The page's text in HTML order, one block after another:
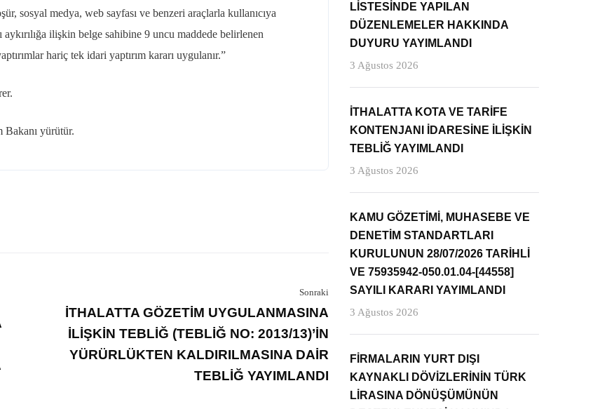
sosyal medya, web sayfası ve benzeri araçlarla kullanıcıya
aykırılığa ilişkin belge sahibine 9 uncu maddede belirlenen
hariç tek idari yaptırım kararı uygulanır.”
yürütür.
Sonraki
İTHALATTA GÖZETİM UYGULANMASINA
İLİŞKİN TEBLİĞ (TEBLİĞ NO: 2013/13)’İN
YÜRÜRLÜKTEN KALDIRILMASINA DAİR
TEBLİĞ YAYIMLANDI
LİSTESİNDE YAPILAN
DÜZENLEMELER HAKKINDA
DUYURU YAYIMLANDI
3 Ağustos 2026
İTHALATTA KOTA VE TARİFE
KONTENJANI İDARESİNE İLİŞKİN
TEBLİĞ YAYIMLANDI
3 Ağustos 2026
KAMU GÖZETİMİ, MUHASEBE VE
DENETİM STANDARTLARI
KURULUNUN 28/07/2026 TARİHLİ
VE 75935942-050.01.04-[44558]
SAYILI KARARI YAYIMLANDI
3 Ağustos 2026
FİRMALARIN YURT DIŞI
KAYNAKLI DÖVİZLERİNİN TÜRK
LİRASINA DÖNÜŞÜMÜNÜN